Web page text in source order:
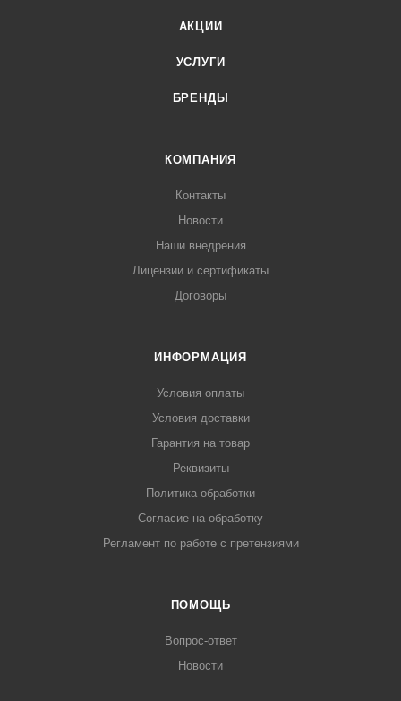
АКЦИИ
УСЛУГИ
БРЕНДЫ
КОМПАНИЯ
Контакты
Новости
Наши внедрения
Лицензии и сертификаты
Договоры
ИНФОРМАЦИЯ
Условия оплаты
Условия доставки
Гарантия на товар
Реквизиты
Политика обработки
Согласие на обработку
Регламент по работе с претензиями
ПОМОЩЬ
Вопрос-ответ
Новости